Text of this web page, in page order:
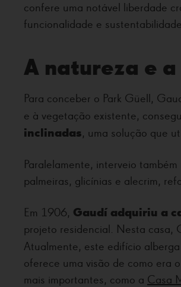
confere uma notável liberdade
funcionalidade e
A natureza e
Para conceber o Park Güell,
e à vegetação existente,
inclinadas, uma solução que
Paralelamente, interveio também
palmeiras, glicínias e alecrim,
Em 1906, Gaudí adquiriu a
projeto residencial. Nesta casa,
Atualmente, este edifício
oferece uma visão de como era
mais importantes, como a Casa